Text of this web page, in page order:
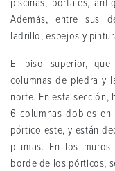
piscinas, portales,
Además, entre sus
ladrillo, espejos y
El piso superior,
columnas de piedra y
norte. En esta
6 columnas dobles
pórtico este, y están
plumas. En los
borde de los pórticos,